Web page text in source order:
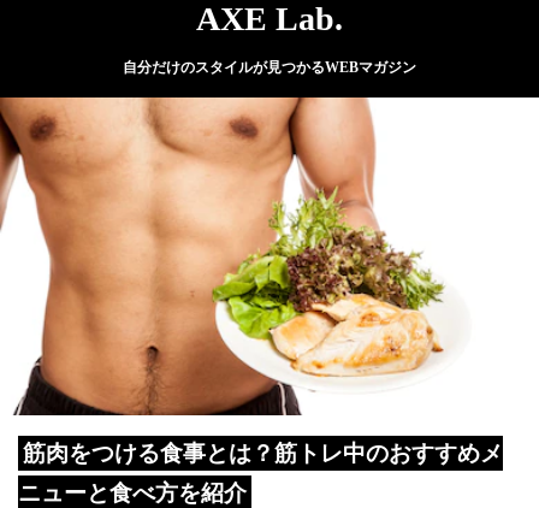
AXE Lab.
自分だけのスタイルが見つかるWEBマガジン
筋肉をつける食事とは？筋トレ中のおすすめメ
ニューと食べ方を紹介